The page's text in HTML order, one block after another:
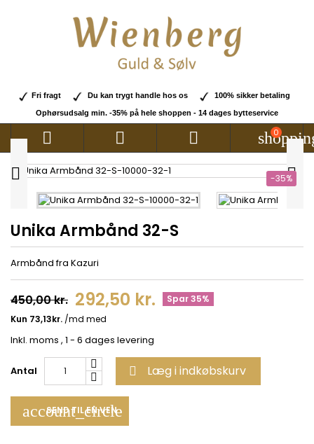
Fri fragt Du kan trygt handle hos os 100% sikker betaling
Ophørsudsalg min. -35% på hele shoppen - 14 dages bytteservice
   0
-35%
 
Unika Armbånd 32-S
Armbånd fra Kazuri
450,00 kr. 292,50 kr. Spar 35%
Inkl. moms , 1 - 6 dages levering
Antal  Læg i indkøbskurv
account_circle
SEND TIL EN VEN